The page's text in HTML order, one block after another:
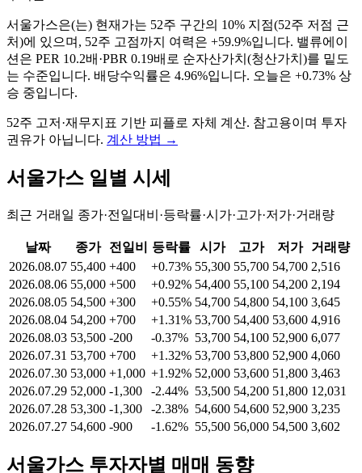
서울가스은(는) 현재가는 52주 구간의 10% 지점(52주 저점 근
처)에 있으며, 52주 고점까지 여력은 +59.9%입니다. 밸류에이
션은 PER 10.2배·PBR 0.19배로 순자산가치(청산가치)를 밑도
는 수준입니다. 배당수익률은 4.96%입니다. 오늘은 +0.73% 상
승 중입니다.
52주 고저·재무지표 기반 피플로 자체 계산. 참고용이며 투자
권유가 아닙니다. 계산 방법 →
서울가스 일별 시세
최근 거래일 종가·전일대비·등락률·시가·고가·저가·거래량
날짜 종가 전일비 등락률 시가 고가 저가
거래량
2026.08.07 55,400 +400 +0.73% 55,300 55,700 54,700 2,516
2026.08.06 55,000 +500 +0.92% 54,400 55,100 54,200 2,194
2026.08.05 54,500 +300 +0.55% 54,700 54,800 54,100 3,645
2026.08.04 54,200 +700 +1.31% 53,700 54,400 53,600 4,916
2026.08.03 53,500 -200 -0.37% 53,700 54,100 52,900 6,077
2026.07.31 53,700 +700 +1.32% 53,700 53,800 52,900 4,060
2026.07.30 53,000 +1,000 +1.92% 52,000 53,600 51,800 3,463
2026.07.29 52,000 -1,300 -2.44% 53,500 54,200 51,800 12,031
2026.07.28 53,300 -1,300 -2.38% 54,600 54,600 52,900 3,235
2026.07.27 54,600 -900 -1.62% 55,500 56,000 54,500 3,602
서울가스 투자자별 매매 동향